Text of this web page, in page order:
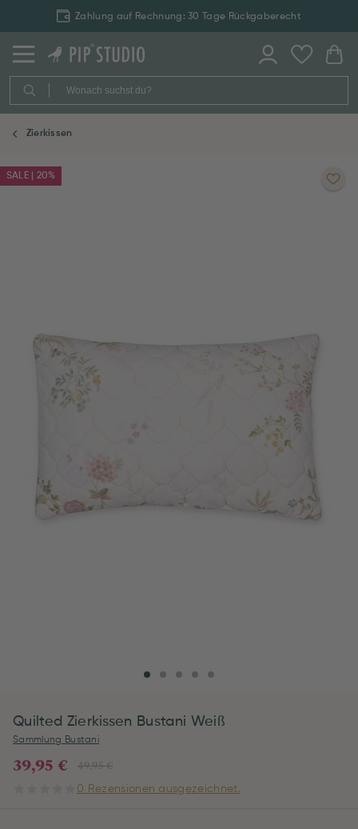
Zahlung auf Rechnung: 30 Tage Rückgaberecht
Zierkissen
SALE | 20%
Quilted Zierkissen Bustani Weiß
Sammlung Bustani
49,95 €
39,95 €
0 Rezensionen ausgezeichnet.